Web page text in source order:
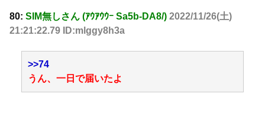
80: SIM無しさん (ｱｳｱｳｳｰ Sa5b-DA8/) 2022/11/26(土)
21:21:22.79 ID:mlggy8h3a
>>74
うん、一日で届いたよ